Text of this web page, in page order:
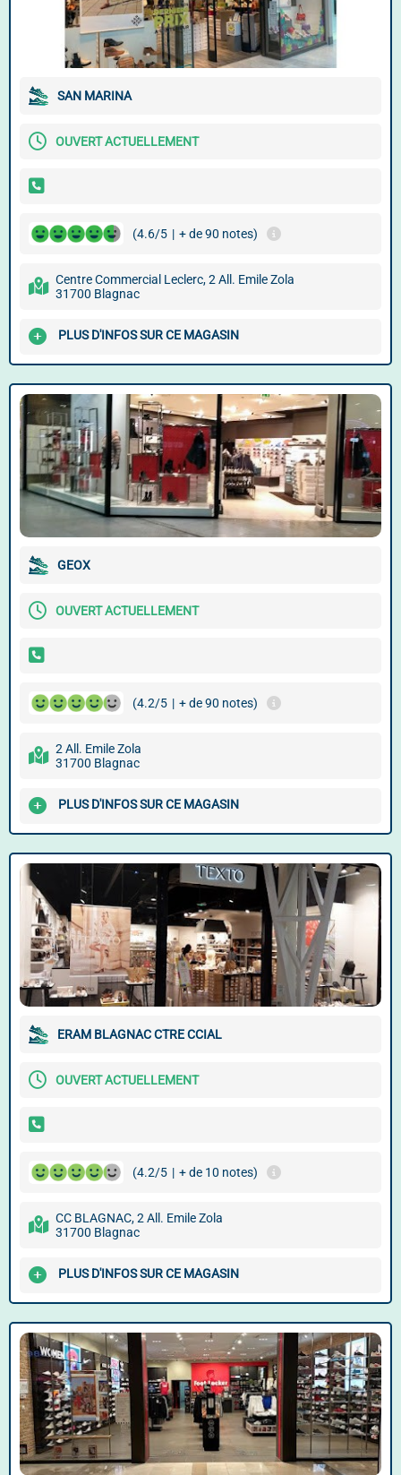
SAN MARINA
OUVERT ACTUELLEMENT
(4.6/5 | + de 90 notes)
Centre Commercial Leclerc, 2 All. Emile Zola
31700 Blagnac
PLUS D'INFOS SUR CE MAGASIN
GEOX
OUVERT ACTUELLEMENT
(4.2/5 | + de 90 notes)
2 All. Emile Zola
31700 Blagnac
PLUS D'INFOS SUR CE MAGASIN
ERAM BLAGNAC CTRE CCIAL
OUVERT ACTUELLEMENT
(4.2/5 | + de 10 notes)
CC BLAGNAC, 2 All. Emile Zola
31700 Blagnac
PLUS D'INFOS SUR CE MAGASIN